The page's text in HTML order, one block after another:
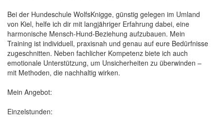
Bei der Hundeschule WolfsKnigge, günstig gelegen im Umland
von Kiel, helfe ich dir mit langjähriger Erfahrung dabei, eine
harmonische Mensch-Hund-Beziehung aufzubauen. Mein
Training ist individuell, praxisnah und genau auf eure Bedürfnisse
zugeschnitten. Neben fachlicher Kompetenz biete ich auch
emotionale Unterstützung, um Unsicherheiten zu überwinden –
mit Methoden, die nachhaltig wirken.
Mein Angebot:
Einzelstunden: